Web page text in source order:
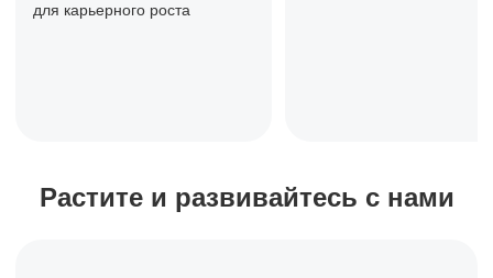
для карьерного роста
Растите и развивайтесь с нами